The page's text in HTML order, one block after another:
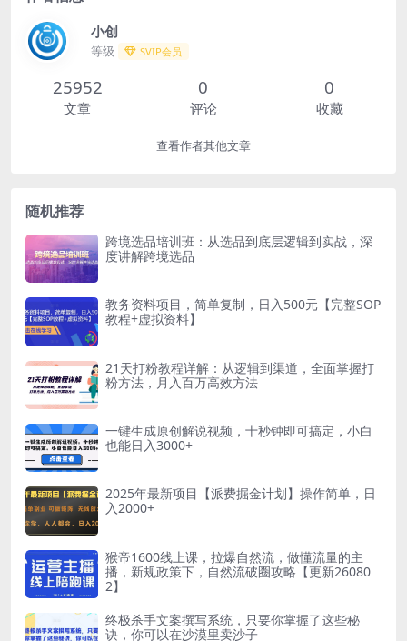
小创
等级 SVIP会员
25952
文章
0
评论
0
收藏
查看作者其他文章
随机推荐
跨境选品培训班：从选品到底层逻辑到实战，深
度讲解跨境选品
教务资料项目，简单复制，日入500元【完整SOP
教程+虚拟资料】
21天打粉教程详解：从逻辑到渠道，全面掌握打
粉方法，月入百万高效方法
一键生成原创解说视频，十秒钟即可搞定，小白
也能日入3000+
2025年最新项目【派费掘金计划】操作简单，日
入2000+
猴帝1600线上课，拉爆自然流，做懂流量的主
播，新规政策下，自然流破圈攻略【更新26080
2】
终极杀手文案撰写系统，只要你掌握了这些秘
诀，你可以在沙漠里卖沙子